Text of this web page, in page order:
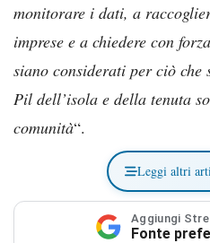
monitorare i dati, a
imprese e a chiedere con
siano considerati per ciò che
Pil dell’isola e della tenuta
comunità“.
Leggi altri
Aggiungi
Fonte